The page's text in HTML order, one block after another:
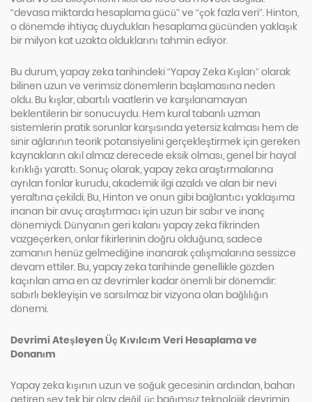
“devasa miktarda hesaplama gücü” ve “çok fazla veri”. Hinton,
o dönemde ihtiyaç duydukları hesaplama gücünden yaklaşık
bir milyon kat uzakta olduklarını tahmin ediyor.
Bu durum, yapay zeka tarihindeki “Yapay Zeka Kışları” olarak
bilinen uzun ve verimsiz dönemlerin başlamasına neden
oldu. Bu kışlar, abartılı vaatlerin ve karşılanamayan
beklentilerin bir sonucuydu. Hem kural tabanlı uzman
sistemlerin pratik sorunlar karşısında yetersiz kalması hem de
sinir ağlarının teorik potansiyelini gerçekleştirmek için gereken
kaynakların akıl almaz derecede eksik olması, genel bir hayal
kırıklığı yarattı. Sonuç olarak, yapay zeka araştırmalarına
ayrılan fonlar kurudu, akademik ilgi azaldı ve alan bir nevi
yeraltına çekildi. Bu, Hinton ve onun gibi bağlantıcı yaklaşıma
inanan bir avuç araştırmacı için uzun bir sabır ve inanç
dönemiydi. Dünyanın geri kalanı yapay zeka fikrinden
vazgeçerken, onlar fikirlerinin doğru olduğuna, sadece
zamanın henüz gelmediğine inanarak çalışmalarına sessizce
devam ettiler. Bu, yapay zeka tarihinde genellikle gözden
kaçırılan ama en az devrimler kadar önemli bir dönemdir:
sabırlı bekleyişin ve sarsılmaz bir vizyona olan bağlılığın
dönemi.
Devrimi Ateşleyen Üç Kıvılcım Veri Hesaplama ve
Donanım
Yapay zeka kışının uzun ve soğuk gecesinin ardından, baharı
getiren şey tek bir olay değil, üç bağımsız teknolojik devrimin